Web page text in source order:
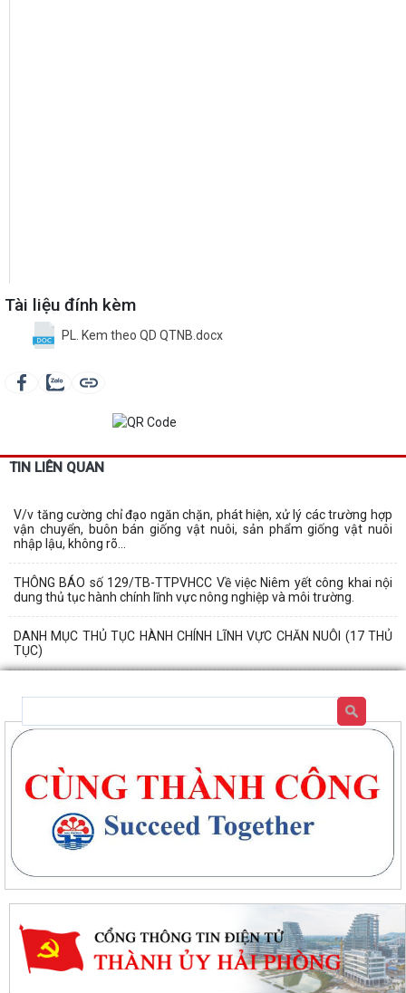
Tài liệu đính kèm
PL. Kem theo QD QTNB.docx
TIN LIÊN QUAN
V/v tăng cường chỉ đạo ngăn chặn, phát hiện, xử lý các trường hợp
vận chuyển, buôn bán giống vật nuôi, sản phẩm giống vật nuôi
nhập lậu, không rõ...
THÔNG BÁO số 129/TB-TTPVHCC Về việc Niêm yết công khai nội
dung thủ tục hành chính lĩnh vực nông nghiệp và môi trường.
DANH MỤC THỦ TỤC HÀNH CHÍNH LĨNH VỰC CHĂN NUÔI (17 THỦ
TỤC)